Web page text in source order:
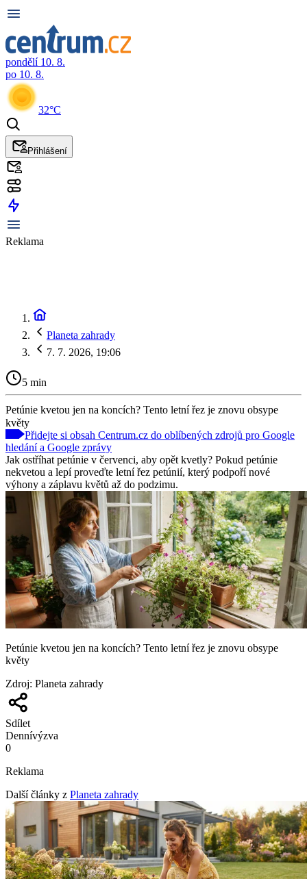
pondělí 10. 8.
po 10. 8.
32°C
Přihlášení
Reklama
Planeta zahrady
7. 7. 2026, 19:06
5 min
Petúnie kvetou jen na koncích? Tento letní řez je znovu obsype
květy
Přidejte si obsah Centrum.cz do oblíbených zdrojů pro Google
hledání a Google zprávy
Jak ostříhat petúnie v červenci, aby opět kvetly? Pokud petúnie
nekvetou a lepí proveďte letní řez petúnií, který podpoří nové
výhony a záplavu květů až do podzimu.
Petúnie kvetou jen na koncích? Tento letní řez je znovu obsype
květy
Zdroj: Planeta zahrady
Sdílet
Dennívýzva
0
Reklama
Další články z Planeta zahrady